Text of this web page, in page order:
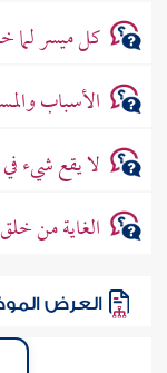
كل ميسر لما
الأسباب
لا يقع شيء في
الغاية من
العرض